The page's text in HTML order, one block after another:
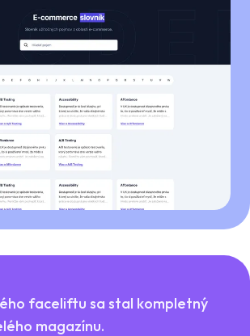
faceliftu sa stal kompletný
magazínu.